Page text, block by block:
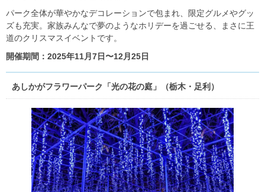
パーク全体が華やかなデコレーションで包まれ、限定グルメやグッ
ズも充実。家族みんなで夢のようなホリデーを過ごせる、まさに王
道のクリスマスイベントです。
開催期間：2025年11月7日〜12月25日
あしかがフラワーパーク「光の花の庭」（栃木・足利）